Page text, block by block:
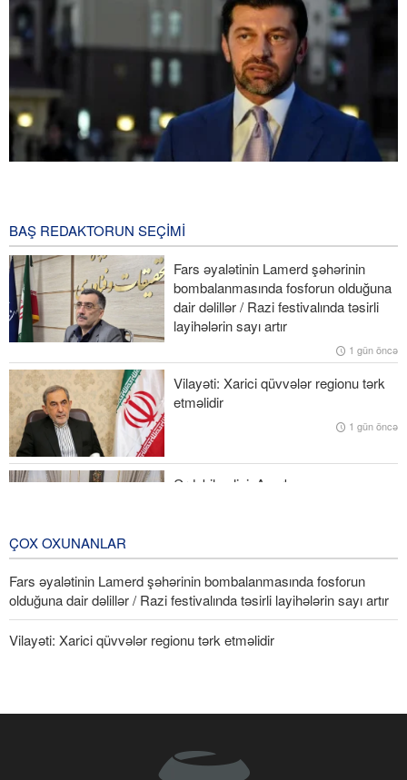
Pezeşkian: Fələstin liderlərinin danışıqlar prosesində qəbul
edəcəyi hər bir qərarı dəstəkləyirik
Nazir Azərbaycan-Ermənistan normallaşma prosesində bir sıra
əlavə irəliləyişlər gözlənildiyini deyib
Ruben Rubinyan Ermənistan parlamentinin sədri seçilib
Ekspertlər Məclisi: Ali Liderin müdrik və şərəfli mövqeləri
sistemdəki bütün vəzifəli şəxslərin əsas prinsipi olmalıdır
BAŞ REDAKTORUN SEÇIMI
Fars əyalətinin Lamerd şəhərinin
bombalanmasında fosforun olduğuna
dair dəlillər / Razi festivalında təsirli
layihələrin sayı artır
1 gün öncə
Vilayəti: Xarici qüvvələr regionu tərk
etməlidir
1 gün öncə
Ərdəbil valisi: Azərbaycan
ÇOX OXUNANLAR
Fars əyalətinin Lamerd şəhərinin bombalanmasında fosforun
olduğuna dair dəlillər / Razi festivalında təsirli layihələrin sayı artır
Vilayəti: Xarici qüvvələr regionu tərk etməlidir